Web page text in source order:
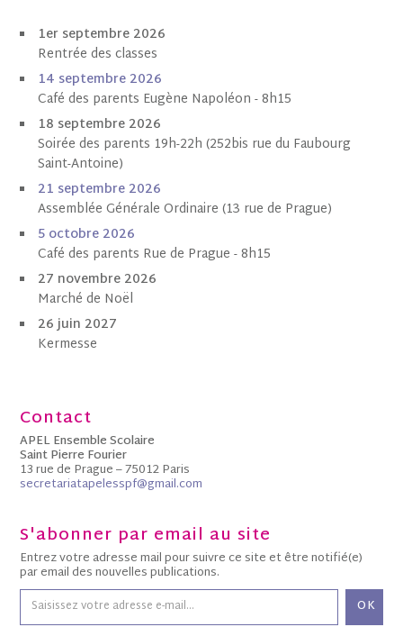
1er septembre 2026
Rentrée des classes
14 septembre 2026
Café des parents Eugène Napoléon - 8h15
18 septembre 2026
Soirée des parents 19h-22h (252bis rue du Faubourg
Saint-Antoine)
21 septembre 2026
Assemblée Générale Ordinaire (13 rue de Prague)
5 octobre 2026
Café des parents Rue de Prague - 8h15
27 novembre 2026
Marché de Noël
26 juin 2027
Kermesse
Contact
APEL Ensemble Scolaire
Saint Pierre Fourier
13 rue de Prague – 75012 Paris
secretariatapelesspf@gmail.com
S'abonner par email au site
Entrez votre adresse mail pour suivre ce site et être notifié(e)
par email des nouvelles publications.
OK